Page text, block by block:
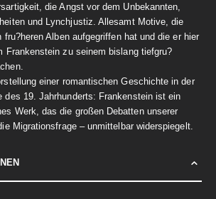
die Angst vor dem Unbekannten,
und Lynchjustiz. Allesamt Motive, die
Alben aufgegriffen hat und die er hier
Frankenstein zu seinem bislang tiefgru?
einer romantischen Geschichte in der
des 19. Jahrhunderts: Frankenstein ist ein
Werk, das die großen Debatten unserer
Migrationsfrage – unmittelbar widerspiegelt.